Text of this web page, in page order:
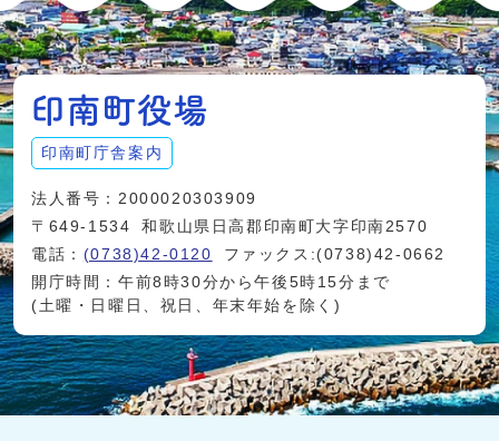
印南町庁舎案内
法人番号：2000020303909
〒649-1534
和歌山県日高郡印南町大字印南2570
電話： (0738)42-0120
ファックス:(0738)42-0662
開庁時間：午前8時30分から午後5時15分まで
(土曜・日曜日、祝日、年末年始を除く)